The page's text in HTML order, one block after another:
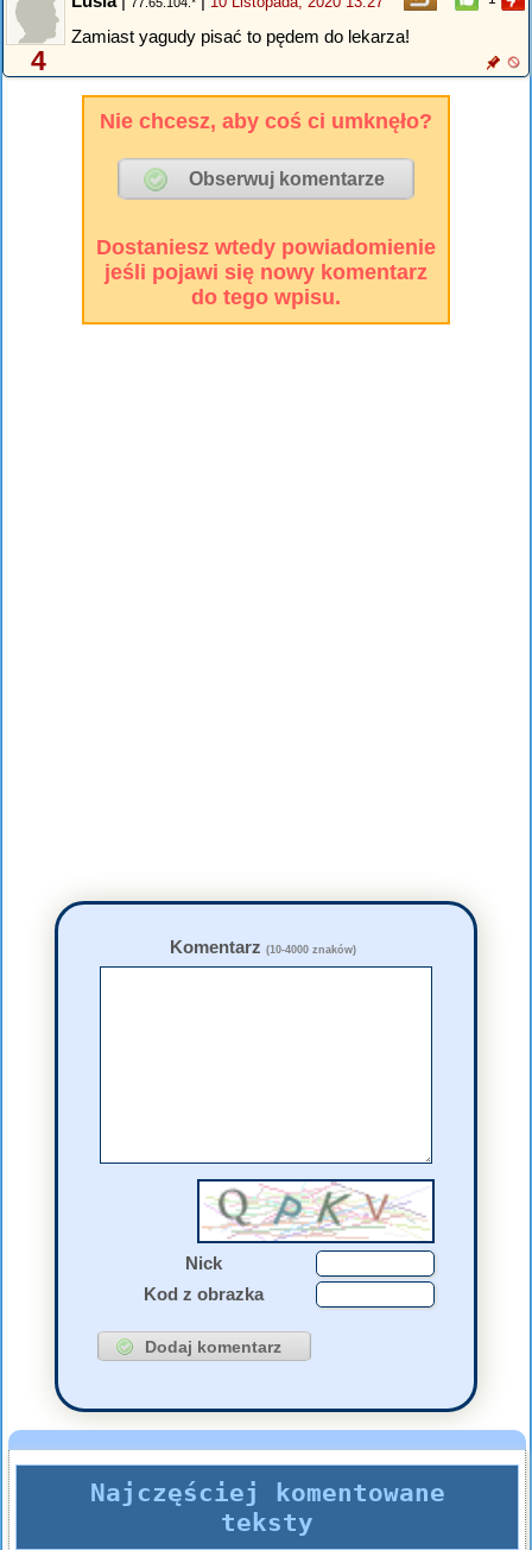
4
Zamiast yagudy pisać to pędem do lekarza!
Nie chcesz, aby coś ci umknęło?
Dostaniesz wtedy powiadomienie
jeśli pojawi się nowy komentarz
do tego wpisu.
Komentarz (10-4000 znaków)
Nick
Kod z obrazka
Najczęściej komentowane
teksty